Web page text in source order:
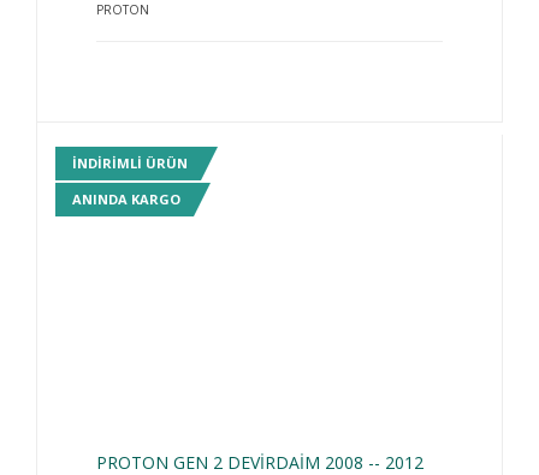
PROTON
INDIRIMLI ÜRÜN
ANINDA KARGO
PROTON GEN 2 DEVİRDAİM 2008 -- 2012